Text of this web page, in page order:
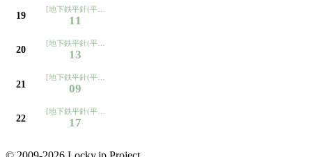
19
[地下鉄平針(平針住宅経由ノンステ)ゆき]
11
20
[地下鉄平針(平針住宅経由ノンステ)ゆき]
13
21
[地下鉄平針(平針住宅経由ノンステ)ゆき]
09
22
[地下鉄平針(平針住宅経由ノンステ)ゆき]
17